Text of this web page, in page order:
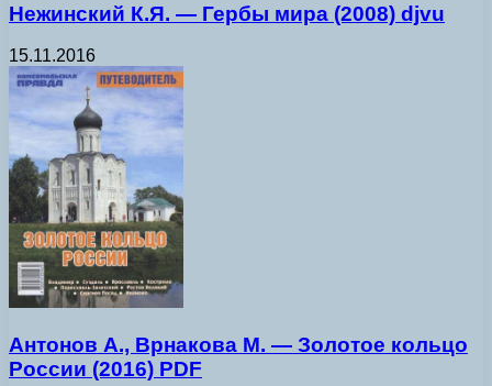
Нежинский К.Я. — Гербы мира (2008) djvu
15.11.2016
Антонов А., Врнакова М. — Золотое кольцо
России (2016) PDF